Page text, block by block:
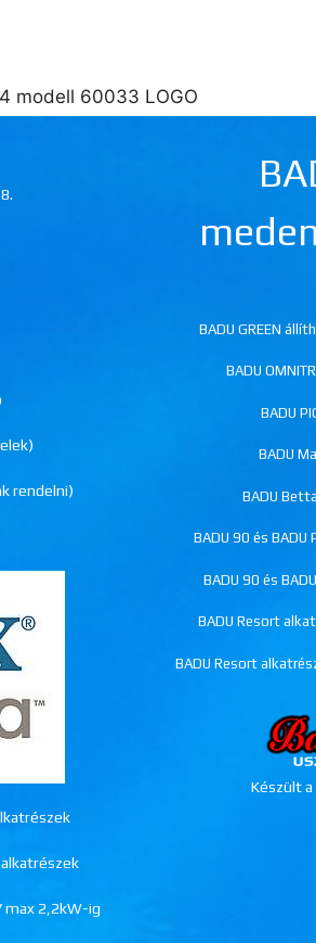
modell 60033 LOGO
rendelni)
max 2,2kW-ig
BADU GREEN
BADU
BADU
BADU
BADU
BADU 90 és
BADU 90 és
BADU Resort
BADU Resort
Készült a